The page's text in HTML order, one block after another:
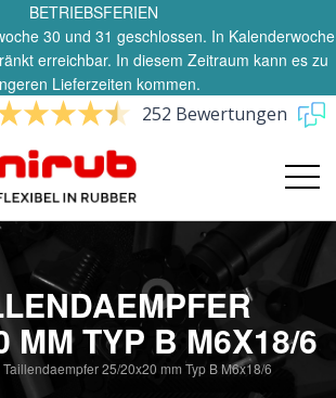
BETRIEBSFERIEN
30 und 31 geschlossen. In Kalenderwoche
erreichbar. In diesem Zeitraum kann es zu
Lieferzeiten kommen.
252 Bewertungen
MM TYP B M6X18/6
Taillendaempfer 25/20x20 mm Typ B M6x18/6